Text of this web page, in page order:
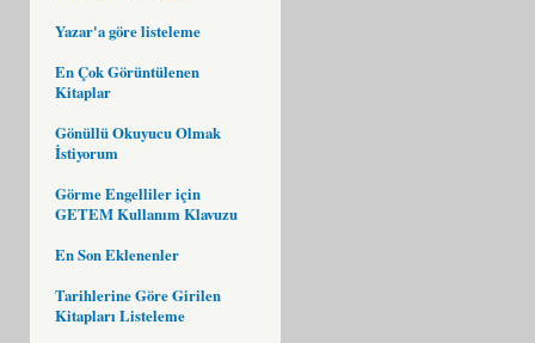
Yazar'a göre listeleme
En Çok Görüntülenen
Kitaplar
Gönüllü Okuyucu Olmak
İstiyorum
Görme Engelliler için
GETEM Kullanım Klavuzu
En Son Eklenenler
Tarihlerine Göre Girilen
Kitapları Listeleme